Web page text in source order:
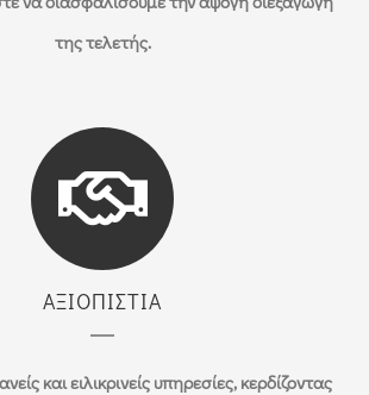
της τελετής.
ΑΞΙΟΠΙΣΤΙΑ
και ειλικρινείς υπηρεσίες, κερδίζοντας